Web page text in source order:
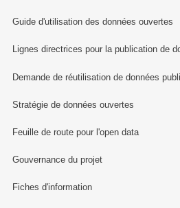
Guide d'utilisation des données ouvertes
Lignes directrices pour la publication de
Demande de réutilisation de données
Stratégie de données ouvertes
Feuille de route pour l'open data
Gouvernance du projet
Fiches d'information